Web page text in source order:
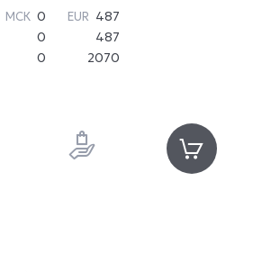
МСК 0 EUR 487
0
487
0 2070